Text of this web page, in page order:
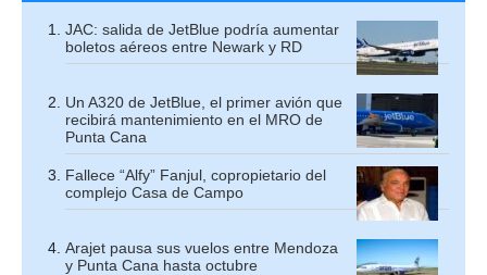
JAC: salida de JetBlue podría aumentar
boletos aéreos entre Newark y RD
Un A320 de JetBlue, el primer avión que
recibirá mantenimiento en el MRO de
Punta Cana
Fallece “Alfy” Fanjul, copropietario del
complejo Casa de Campo
Arajet pausa sus vuelos entre Mendoza
y Punta Cana hasta octubre